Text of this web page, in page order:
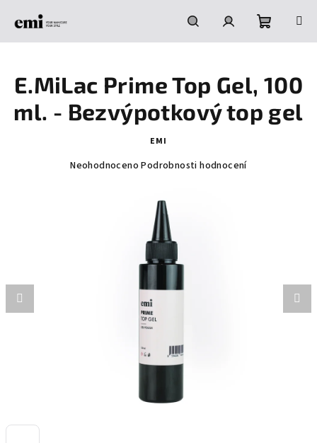
HledatPřihlášeníNákupní
košík
E.MiLac Prime Top Gel, 100
ml. - Bezvýpotkový top gel
EMI
Průměrné
Neohodnoceno Podrobnosti hodnocení